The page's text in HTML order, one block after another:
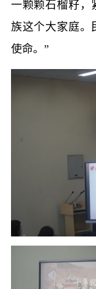
一颗颗石榴籽，
族这个大家庭。
使命。”